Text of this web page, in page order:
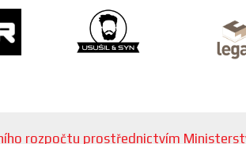
rozpočtu prostřednictvím